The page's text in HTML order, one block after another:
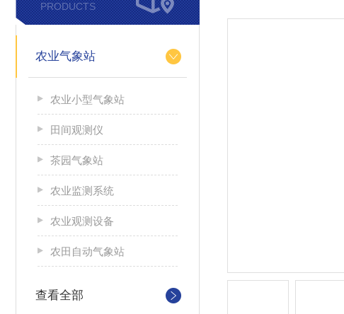
PRODUCTS
农业气象站
农业小型气象站
田间观测仪
茶园气象站
农业监测系统
农业观测设备
农田自动气象站
查看全部